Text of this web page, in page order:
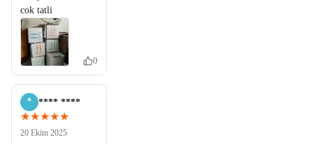
cok tatli
0
* **** ****
★★★★★
20 Ekim 2025